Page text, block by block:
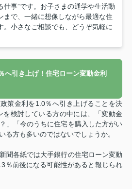
仕事”です。お子さまの通学や生活動
まで、一緒に想像しながら最適な住
。小さなご相談でも、どうぞ気軽に
へ引き上げ！住宅ローン変動金利
策金利を1.0％へ引き上げることを決
を検討している方の中には、「変動金
」「今のうちに住宅を購入した方がい
る方も多いのではないでしょうか。
聞各紙では大手銀行の住宅ローン変動
％前後になる可能性があると報じられ